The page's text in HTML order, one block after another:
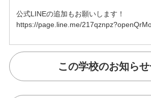
公式LINEの追加もお願いします！
https://page.line.me/
この学校のお知ら